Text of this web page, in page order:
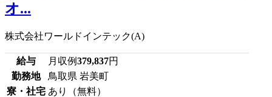
オ...
株式会社ワールドインテック(A)
給与 月収例379,837円
勤務地
鳥取県 岩美町
寮・社宅 あり（無料）